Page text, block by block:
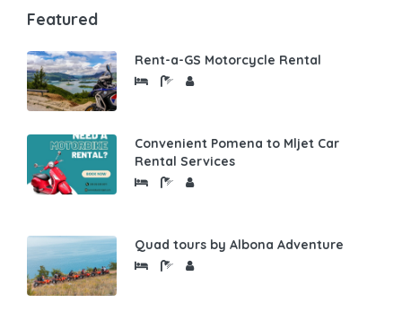
Featured
Rent-a-GS Motorcycle Rental
Convenient Pomena to Mljet Car
Rental Services
Quad tours by Albona Adventure